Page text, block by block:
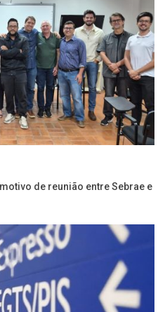
de reunião entre Sebrae e